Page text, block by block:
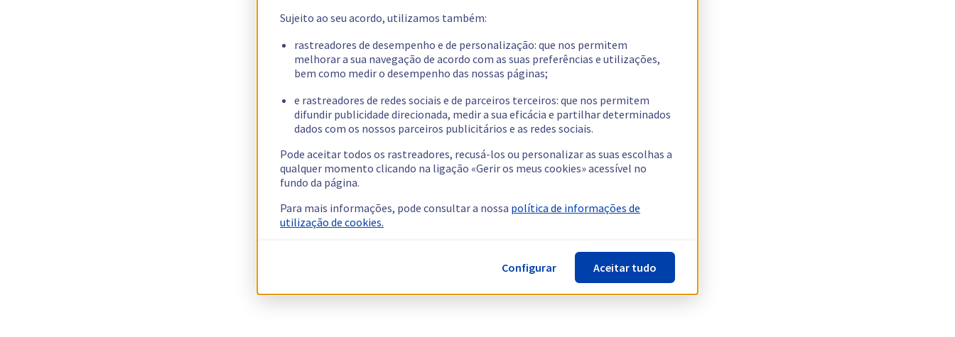
Sujeito ao seu acordo, utilizamos também:
rastreadores de desempenho e de personalização: que nos permitem
melhorar a sua navegação de acordo com as suas preferências e utilizações,
bem como medir o desempenho das nossas páginas;
e rastreadores de redes sociais e de parceiros terceiros: que nos permitem
difundir publicidade direcionada, medir a sua eficácia e partilhar determinados
dados com os nossos parceiros publicitários e as redes sociais.
Pode aceitar todos os rastreadores, recusá-los ou personalizar as suas escolhas a
qualquer momento clicando na ligação «Gerir os meus cookies» acessível no
fundo da página.
Para mais informações, pode consultar a nossa política de informações de
utilização de cookies.
Configurar Aceitar tudo